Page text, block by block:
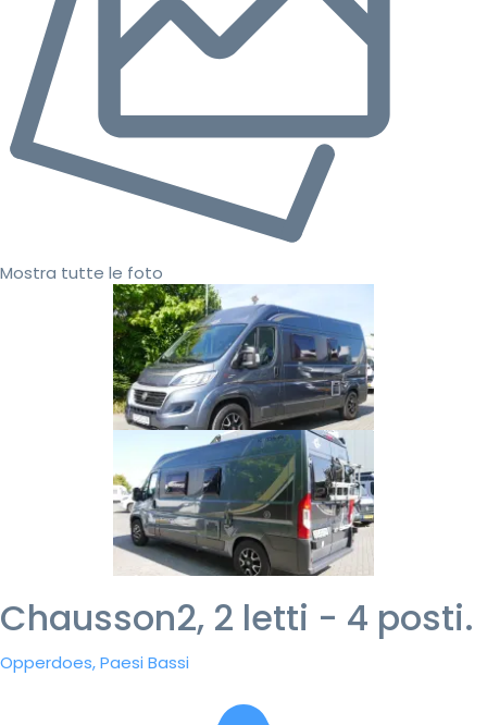
Mostra tutte le foto
Chausson2, 2 letti - 4 posti.
Opperdoes, Paesi Bassi